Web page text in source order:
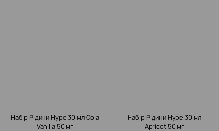
Набір Рідини Hype 30 мл Cola
Vanilla 50 мг
Набір Рідини Hype 30 мл
Apricot 50 мг